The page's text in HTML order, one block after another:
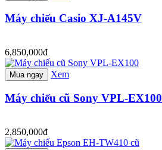
Máy chiếu Casio XJ-A145V
6,850,000đ
Mua ngay Xem
Máy chiếu cũ Sony VPL-EX100
2,850,000đ